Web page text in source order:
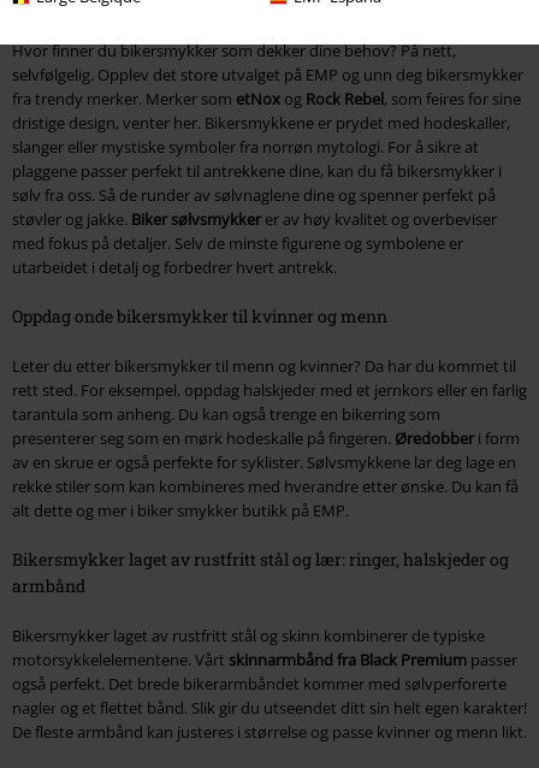
Hvor finner du bikersmykker som dekker dine behov? På nett,
selvfølgelig. Opplev det store utvalget på EMP og unn deg bikersmykker
fra trendy merker. Merker som etNox og Rock Rebel, som feires for sine
dristige design, venter her. Bikersmykkene er prydet med hodeskaller,
slanger eller mystiske symboler fra norrøn mytologi. For å sikre at
plaggene passer perfekt til antrekkene dine, kan du få bikersmykker i
sølv fra oss. Så de runder av sølvnaglene dine og spenner perfekt på
støvler og jakke. Biker sølvsmykkerer av høy kvalitet og overbeviser
med fokus på detaljer. Selv de minste figurene og symbolene er
utarbeidet i detalj og forbedrer hvert antrekk.
Oppdag onde bikersmykker til kvinner og menn
Leter du etter bikersmykker til menn og kvinner? Da har du kommet til
rett sted. For eksempel, oppdag halskjeder med et jernkors eller en farlig
tarantula som anheng. Du kan også trenge en bikerring som
presenterer seg som en mørk hodeskalle på fingeren. Øredobberi form
av en skrue er også perfekte for syklister. Sølvsmykkene lar deg lage en
rekke stiler som kan kombineres med hverandre etter ønske. Du kan få
alt dette og mer i biker smykker butikk på EMP.
Bikersmykker laget av rustfritt stål og lær: ringer, halskjeder og
armbånd
Bikersmykker laget av rustfritt stål og skinn kombinerer de typiske
motorsykkelelementene. Vårt skinnarmbånd fra Black Premium passer
også perfekt. Det brede bikerarmbåndet kommer med sølvperforerte
nagler og et flettet bånd. Slik gir du utseendet ditt sin helt egen karakter!
De fleste armbånd kan justeres i størrelse og passe kvinner og menn likt.